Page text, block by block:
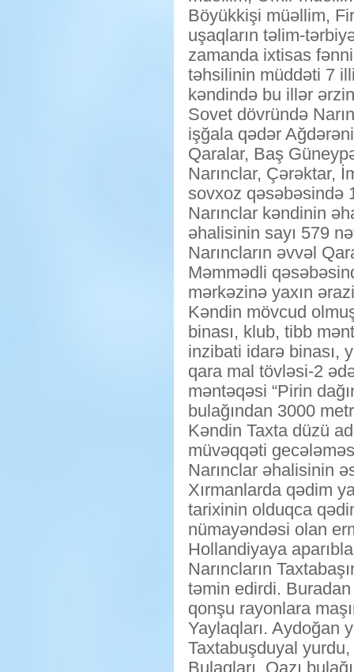
Böyükkişi müəllim,
uşaqların təlim-
zamanda ixtisas
təhsilinin müddəti 7
kəndində bu illər
Sovet dövründə
işğala qədər
Qaralar, Baş
Narınclar, Çərəktar,
sovxoz qəsəbəsində
Narınclar kəndinin
əhalisinin sayı 579
Narıncların əvvəl
Məmmədli
mərkəzinə yaxın
Kəndin mövcud
binası, klub, tibb
inzibati idarə binası,
qara mal tövləsi-2
məntəqəsi “Pirin
bulağından 3000
Kəndin Taxta düzü
müvəqqəti
Narınclar əhalisinin
Xırmanlarda qədim
tarixinin olduqca
nümayəndəsi olan
Hollandiyaya
Narıncların
təmin edirdi.
qonşu rayonlara
Yaylaqları. Aydoğan
Taxtabuşduyal yurdu,
Bulaqları. Qazı